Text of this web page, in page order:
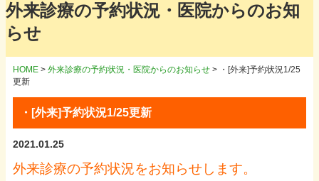
外来診療の予約状況・医院からのお知
らせ
HOME > 外来診療の予約状況・医院からのお知らせ > ・[外来]予約状況1/25
更新
・[外来]予約状況1/25更新
2021.01.25
外来診療の予約状況をお知らせします。